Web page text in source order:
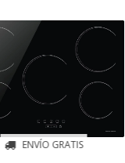
ENVÍO GRATIS